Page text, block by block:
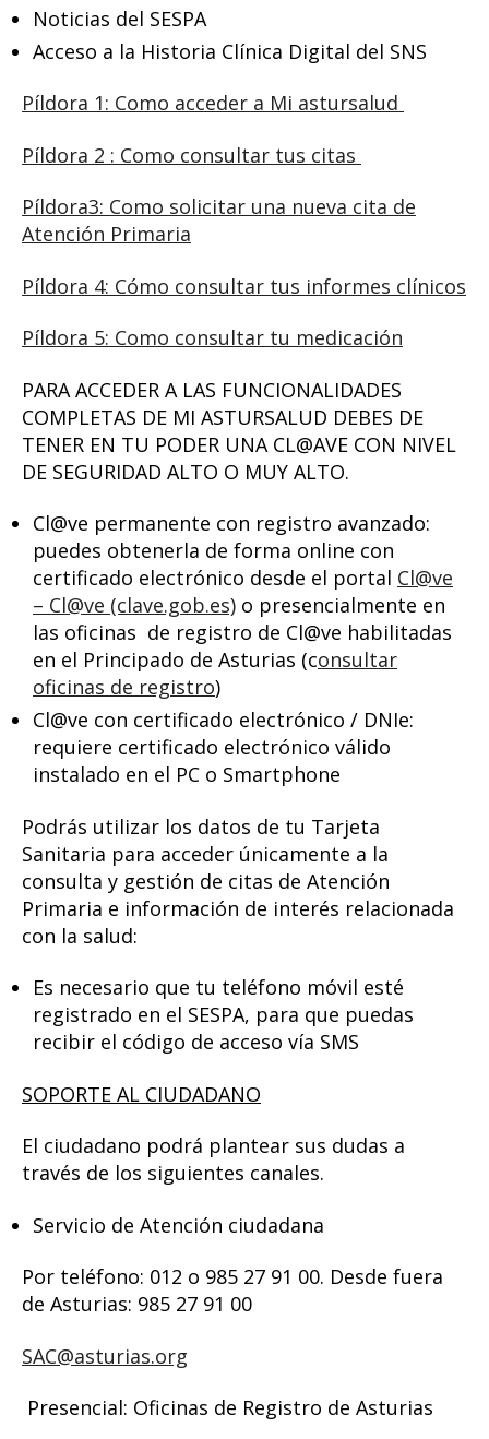
Noticias del SESPA
Acceso a la Historia Clínica Digital del SNS
Píldora 1: Como acceder a Mi astursalud
Píldora 2 : Como consultar tus citas
Píldora3: Como solicitar una nueva cita de
Atención Primaria
Píldora 4: Cómo consultar tus informes clínicos
Píldora 5: Como consultar tu medicación
PARA ACCEDER A LAS FUNCIONALIDADES
COMPLETAS DE MI ASTURSALUD DEBES DE
TENER EN TU PODER UNA CL@AVE CON NIVEL
DE SEGURIDAD ALTO O MUY ALTO.
Cl@ve permanente con registro avanzado:
puedes obtenerla de forma online con
certificado electrónico desde el portal Cl@ve
– Cl@ve (clave.gob.es) o presencialmente en
las oficinas de registro de Cl@ve habilitadas
en el Principado de Asturias (consultar
oficinas de registro)
Cl@ve con certificado electrónico / DNIe:
requiere certificado electrónico válido
instalado en el PC o Smartphone
Podrás utilizar los datos de tu Tarjeta
Sanitaria para acceder únicamente a la
consulta y gestión de citas de Atención
Primaria e información de interés relacionada
con la salud:
Es necesario que tu teléfono móvil esté
registrado en el SESPA, para que puedas
recibir el código de acceso vía SMS
SOPORTE AL CIUDADANO
El ciudadano podrá plantear sus dudas a
través de los siguientes canales.
Servicio de Atención ciudadana
Por teléfono: 012 o 985 27 91 00. Desde fuera
de Asturias: 985 27 91 00
SAC@asturias.org
Presencial: Oficinas de Registro de Asturias